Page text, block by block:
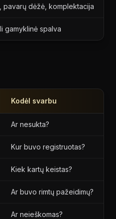
pavarų dėžė, komplektacija
gamyklinė spalva
Kodėl svarbu
Ar nesukta?
Kur buvo registruotas?
Kiek kartų keistas?
Ar buvo rimtų pažeidimų?
Ar neieškomas?